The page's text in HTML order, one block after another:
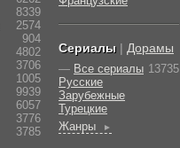
8339
2574
904
4802
3706
1005
9939
6057
3776
3785
Сериалы | Дорамы
— Все сериалы 13735
Русские
Зарубежные
Турецкие
Жанры
►